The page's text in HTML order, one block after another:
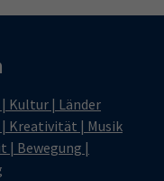
| Kultur | Länder
Kreativität | Musik
| Bewegung |